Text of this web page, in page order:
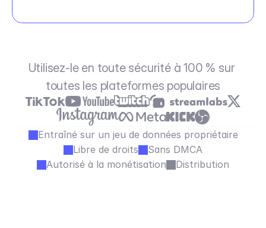
Utilisez-le en toute sécurité à 100 % sur
toutes les plateformes populaires
Entraîné sur un jeu de données propriétaire
Libre de droits
Sans DMCA
Autorisé à la monétisation
Distribution